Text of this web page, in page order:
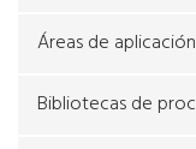
Áreas de aplicación
Bibliotecas de